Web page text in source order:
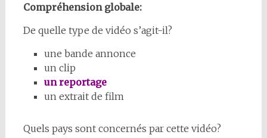
Compréhension globale:
De quelle type de vidéo s’agit-il?
une bande annonce
un clip
un reportage
un extrait de film
Quels pays sont concernés par cette vidéo?